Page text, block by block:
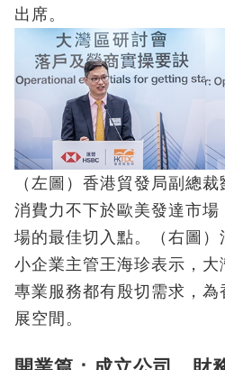
出席。
（左圖）香港貿發局副總
消費力不下於歐美發達市
場的最佳切入點。（右圖）
小企業主管王海珍表示，
專業服務都有殷切需求，
展空間。